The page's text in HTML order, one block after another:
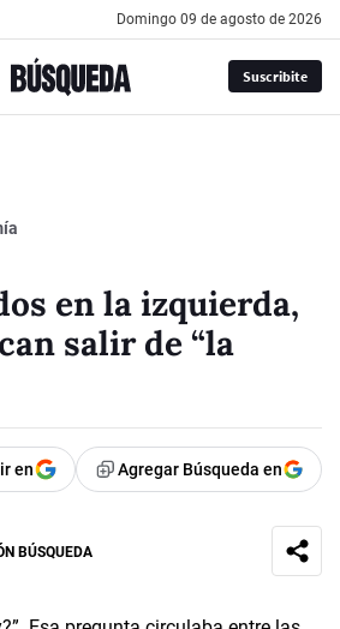
domingo 09 de agosto de 2026
Suscribite
en la izquierda,
salir de “la
en Agregar Búsqueda en
BÚSQUEDA